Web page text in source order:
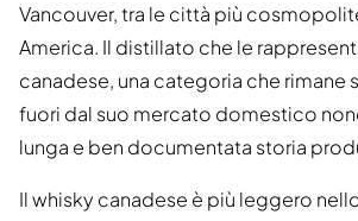
Vancouver, tra le città più
America. Il distillato che le
canadese, una categoria che rimane
fuori dal suo mercato domestico
lunga e ben documentata storia
Il whisky canadese è più leggero